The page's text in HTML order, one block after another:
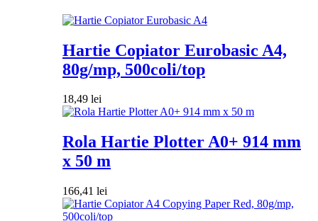
Hartie Copiator Eurobasic A4,
80g/mp, 500coli/top
18,49 lei
Rola Hartie Plotter A0+ 914 mm
x 50 m
166,41 lei